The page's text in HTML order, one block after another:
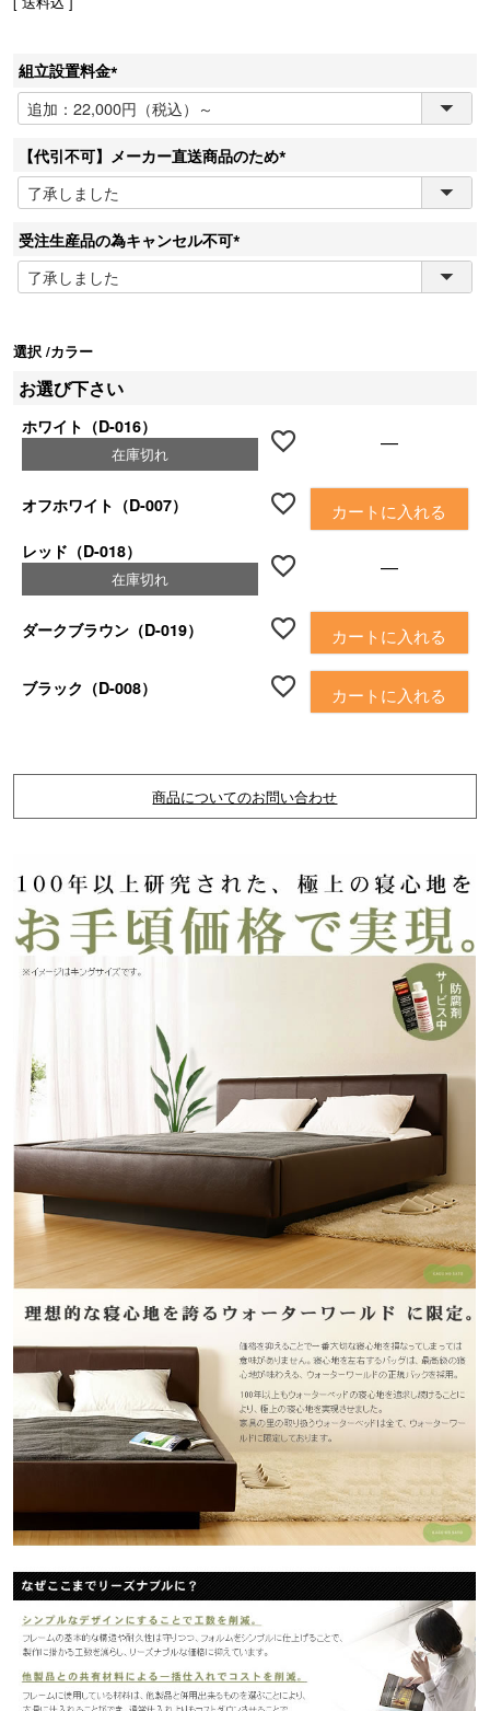
組立設置料金
(
必
須
)
【代引不可】メーカー直送商品のため
(
必
受注生産品の為キャンセル不可
(
必
選択 カラー
お選び下さい
ホワイト（D-016）
在庫切れ —
オフホワイト（D-007） カートに入れる
レッド（D-018）
在庫切れ —
ダークブラウン（D-019） カートに入れる
ブラック（D-008） カートに入れる
商品についてのお問い合わせ